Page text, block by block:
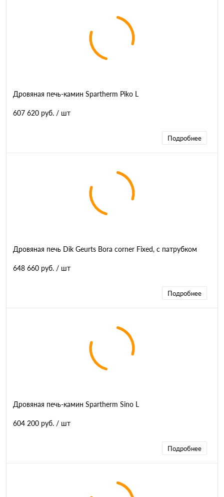
Дровяная печь-камин Spartherm Piko L
607 620 руб. / шт
Подробнее
Дровяная печь Dik Geurts Bora corner Fixed, с патрубком
648 660 руб. / шт
Подробнее
Дровяная печь-камин Spartherm Sino L
604 200 руб. / шт
Подробнее